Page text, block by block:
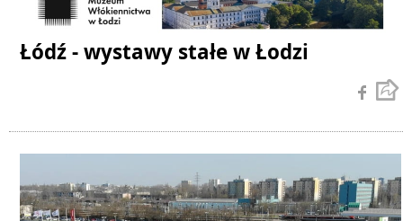
Łódź - wystawy stałe w Łodzi